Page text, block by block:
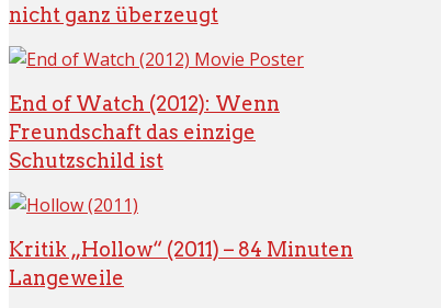
nicht ganz überzeugt
End of Watch (2012): Wenn
Freundschaft das einzige
Schutzschild ist
Kritik „Hollow“ (2011) – 84 Minuten
Langeweile